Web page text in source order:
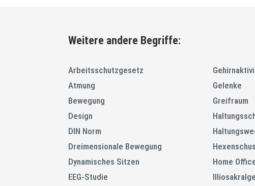
Weitere andere Begriffe:
Arbeitsschutzgesetz
Atmung
Bewegung
Design
DIN Norm
Dreimensionale Bewegung
Dynamisches Sitzen
EEG-Studie
Gelenke
Greifraum
Home